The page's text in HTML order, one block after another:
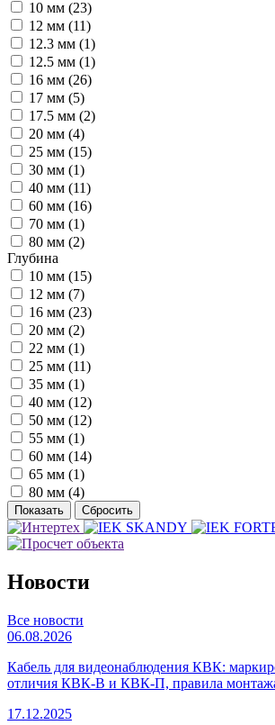
10 мм (23)
12 мм (11)
12.3 мм (1)
12.5 мм (1)
16 мм (26)
17 мм (5)
17.5 мм (2)
20 мм (4)
25 мм (15)
30 мм (1)
40 мм (11)
60 мм (16)
70 мм (1)
80 мм (2)
Глубина
10 мм (15)
12 мм (7)
16 мм (23)
20 мм (2)
22 мм (1)
25 мм (11)
35 мм (1)
40 мм (12)
50 мм (12)
55 мм (1)
60 мм (14)
65 мм (1)
80 мм (4)
Новости
Все новости
06.08.2026
Кабель для видеонаблюдения КВК:
отличия КВК-В и КВК-П, правила
17.12.2025